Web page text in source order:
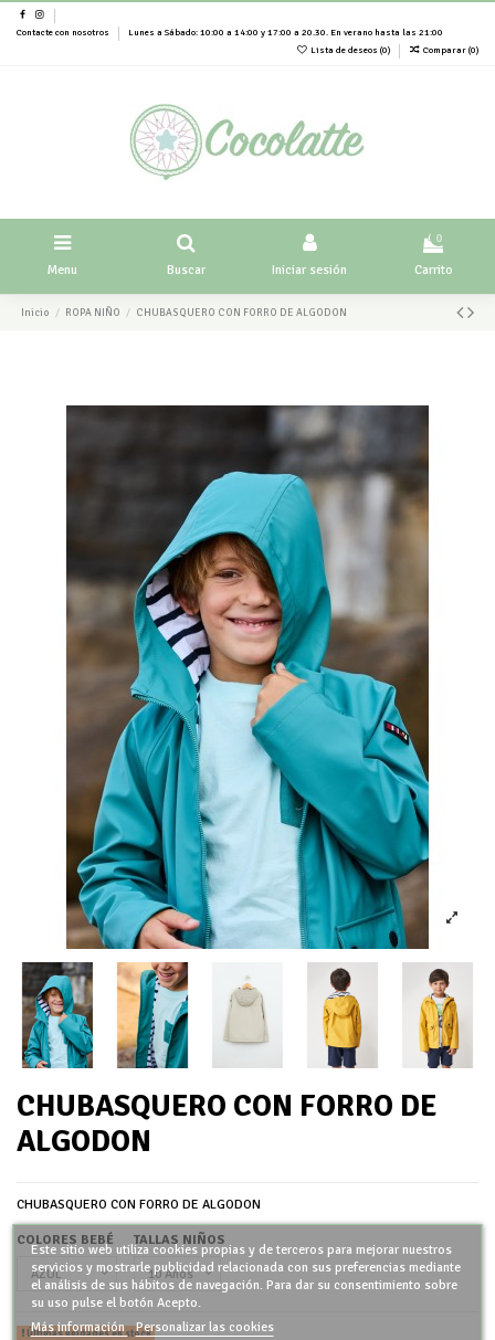
Contacte con nosotros
Lunes a Sábado: 10:00 a 14:00 y 17:00 a 20.30. En verano hasta las 21:00
Lista de deseos (0) Comparar (0)
Menu Buscar Iniciar sesión
0
Carrito
Inicio ROPA NIÑO CHUBASQUERO CON FORRO DE ALGODON
CHUBASQUERO CON FORRO DE
ALGODON
CHUBASQUERO CON FORRO DE ALGODON
COLORES BEBÉ TALLAS NIÑOS
Últimas unidades en stock
Este sitio web utiliza cookies propias y de terceros para mejorar nuestros
servicios y mostrarle publicidad relacionada con sus preferencias mediante
el análisis de sus hábitos de navegación. Para dar su consentimiento sobre
su uso pulse el botón Acepto.
Más información Personalizar las cookies